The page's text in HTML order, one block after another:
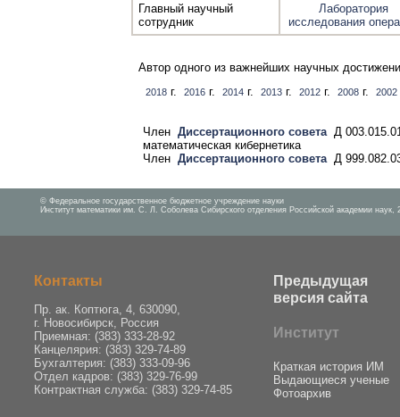
Главный научный
сотрудник
Лаборатория
исследования
Автор одного из важнейших научных
2018 г. 2016 г. 2014 г. 2013 г. 2012 г. 2008 г. 2002
Член Диссертационного советаД 003.015.01
математическая кибернетика
Член Диссертационного советаД 999.082.03
© Федеральное государственное бюджетное учреждение науки
Институт математики им. С. Л. Соболева Сибирского отделения Российской академии наук,
Контакты
Пр. ак. Коптюга, 4, 630090,
г. Новосибирск, Россия
Приемная: (383) 333-28-92
Канцелярия: (383) 329-74-89
Бухгалтерия: (383) 333-09-96
Отдел кадров: (383) 329-76-99
Контрактная служба: (383) 329-74-85
Предыдущая
версия сайта
Институт
Краткая история ИМ
Выдающиеся ученые
Фотоархив